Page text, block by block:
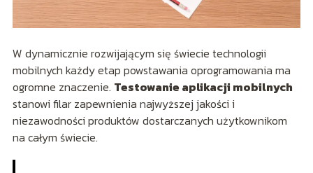
W dynamicznie rozwijającym się świecie technologii
mobilnych każdy etap powstawania oprogramowania ma
ogromne znaczenie. Testowanie aplikacji mobilnych
stanowi filar zapewnienia najwyższej jakości i
niezawodności produktów dostarczanych użytkownikom
na całym świecie.